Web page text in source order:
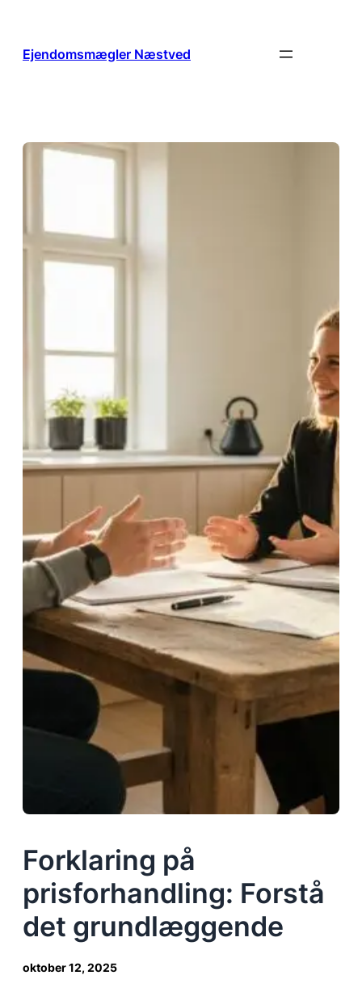
indhold
Ejendomsmægler Næstved
Forklaring på
prisforhandling: Forstå
det grundlæggende
oktober 12, 2025